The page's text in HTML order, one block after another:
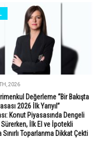
2026
Değerleme “Bir Bakışta
2026 İlk Yarıyıl”
Konut Piyasasında Dengeli
İlk El ve İpotekli
Sınırlı Toparlanma Dikkat Çekti